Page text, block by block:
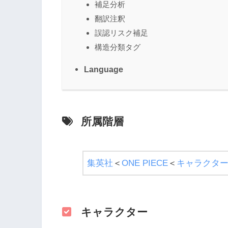
補足分析
翻訳注釈
誤認リスク補足
構造分類タグ
Language
所属階層
集英社 ＜ ONE PIECE ＜ キャラクター
キャラクター